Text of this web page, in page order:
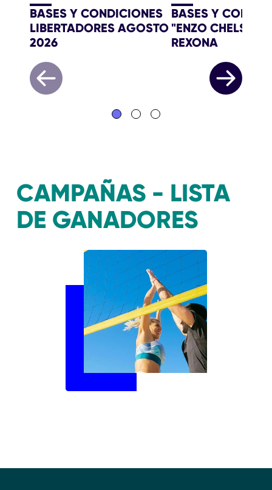
BASES Y CONDICIONES
LIBERTADORES AGOSTO
2026
BASES Y
"ENZO CHELSEA"
REXONA
CAMPAÑAS - LISTA
DE GANADORES